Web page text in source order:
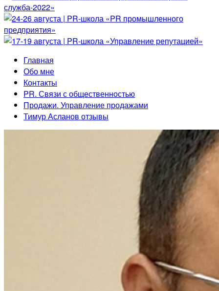
Главная
Обо мне
Контакты
PR. Связи с общественностью
Продажи. Управление продажами
Тимур Асланов отзывы